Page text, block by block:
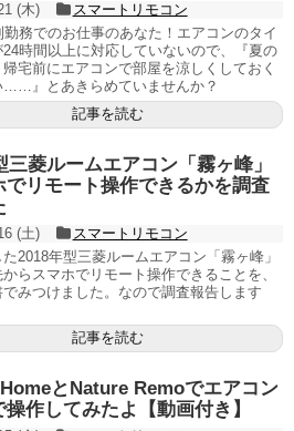
(木)
スマートリモコン
勤務でのお仕事のあなた！エアコンのタイ
24時間以上に対応していないので、『夏の
宅前にエアコンで部屋を涼しくしておく
……』とあきらめていませんか？
記事を読む
三菱ルームエアコン「霧ヶ峰」
でリモート操作できるかを調査
(土)
スマートリモコン
2018年型三菱ルームエアコン「霧ヶ峰」
らスマホでリモート操作できることを、
みつけました。なので調査報告します
記事を読む
とNature Remoでエアコン
操作してみたよ【動画付き】